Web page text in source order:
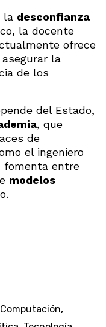
la desconfianza
la docente
ofrece
la
de los
del Estado,
, que
de
el ingeniero
fomenta entre
modelos
,